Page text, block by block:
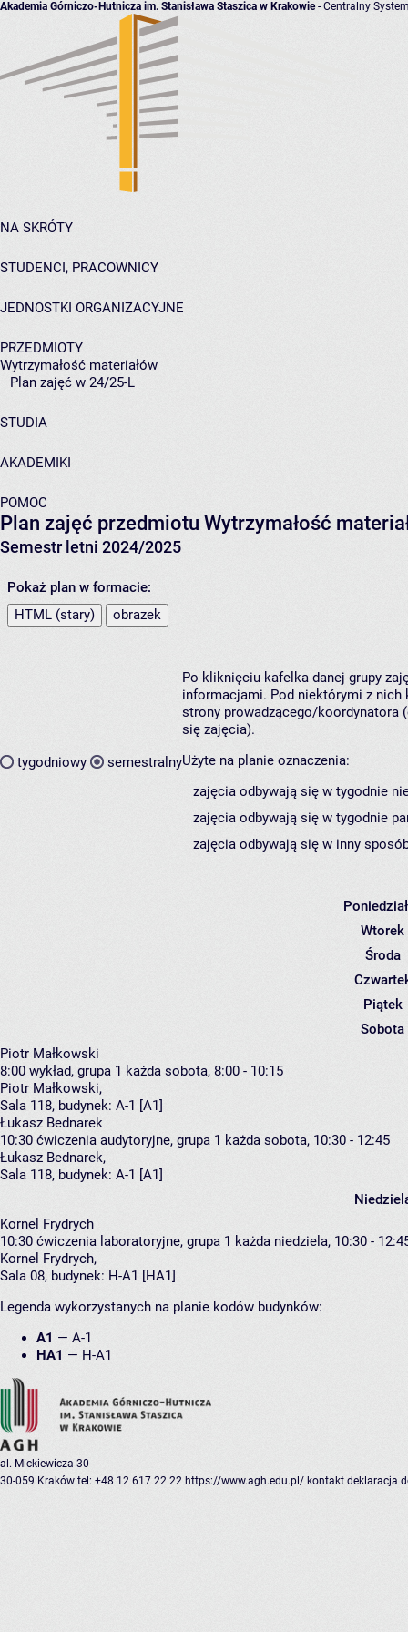
Akademia Górniczo-Hutnicza im. Stanisława Staszica w Krakowie- Centralny
NA SKRÓTY
STUDENCI, PRACOWNICY
JEDNOSTKI ORGANIZACYJNE
PRZEDMIOTY
Wytrzymałość materiałów
Plan zajęć w 24/25-L
STUDIA
AKADEMIKI
POMOC
Plan zajęć przedmiotu Wytrzymałość
Semestr letni 2024/2025
Pokaż plan w formacie:
HTML (stary)
obrazek
tygodniowy semestralny
Po kliknięciu kafelka danej grupy
informacjami. Pod niektórymi z nich
strony prowadzącego/koordynatora
się zajęcia).
Użyte na planie oznaczenia:
zajęcia odbywają się w tygodnie
zajęcia odbywają się w tygodnie
zajęcia odbywają się w inny
Wtorek
Środa
Piątek
Sobota
Piotr Małkowski
8:00 wykład, grupa 1 każda sobota, 8:00 - 10:15
Piotr Małkowski,
Sala 118, budynek: A-1 [A1]
Łukasz Bednarek
10:30 ćwiczenia audytoryjne, grupa 1 każda sobota, 10:30 - 12:45
Łukasz Bednarek,
Sala 118, budynek: A-1 [A1]
Kornel Frydrych
10:30 ćwiczenia laboratoryjne, grupa 1 każda niedziela, 10:30 -
Kornel Frydrych,
Sala 08, budynek: H-A1 [HA1]
Legenda wykorzystanych na planie kodów budynków:
A1 — A-1
HA1 — H-A1
al. Mickiewicza 30
30-059 Kraków tel: +48 12 617 22 22 https://www.agh.edu.pl/ kontakt deklaracja